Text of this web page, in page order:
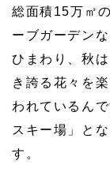
総面積15万㎡
ーブガーデン
ひまわり、秋
き誇る花々を
われているん
スキー場」と
す。